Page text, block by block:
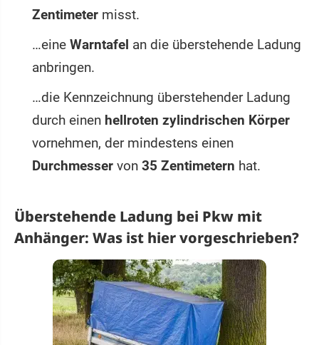
Zentimeter misst.
…eine Warntafel an die überstehende Ladung
anbringen.
…die Kennzeichnung überstehender Ladung
durch einen hellroten zylindrischen Körper
vornehmen, der mindestens einen
Durchmesser von 35 Zentimetern hat.
Überstehende Ladung bei Pkw mit
Anhänger: Was ist hier vorgeschrieben?